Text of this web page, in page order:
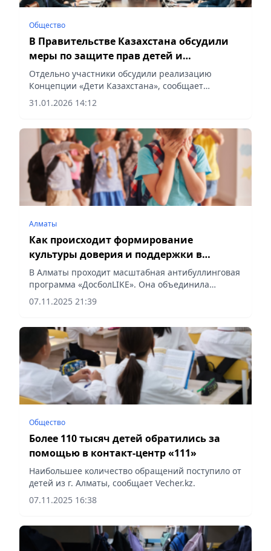
Общество
В Правительстве Казахстана обсудили
меры по защите прав детей и
профилактике буллинга
Отдельно участники обсудили реализацию
Концепции «Дети Казахстана», сообщает
Vecher.kz.
31.01.2026 14:12
Алматы
Как происходит формирование
культуры доверия и поддержки в
школах мегаполиса
В Алматы проходит масштабная антибуллинговая
программа «ДосболLIKE». Она объединила
школы, колледжи и специалистов, чтобы создать
среду, где ребенок чувствует поддержку и
07.11.2025 21:39
Общество
Более 110 тысяч детей обратились за
помощью в контакт-центр «111»
Наибольшее количество обращений поступило от
детей из г. Алматы, сообщает Vecher.kz.
07.11.2025 16:38